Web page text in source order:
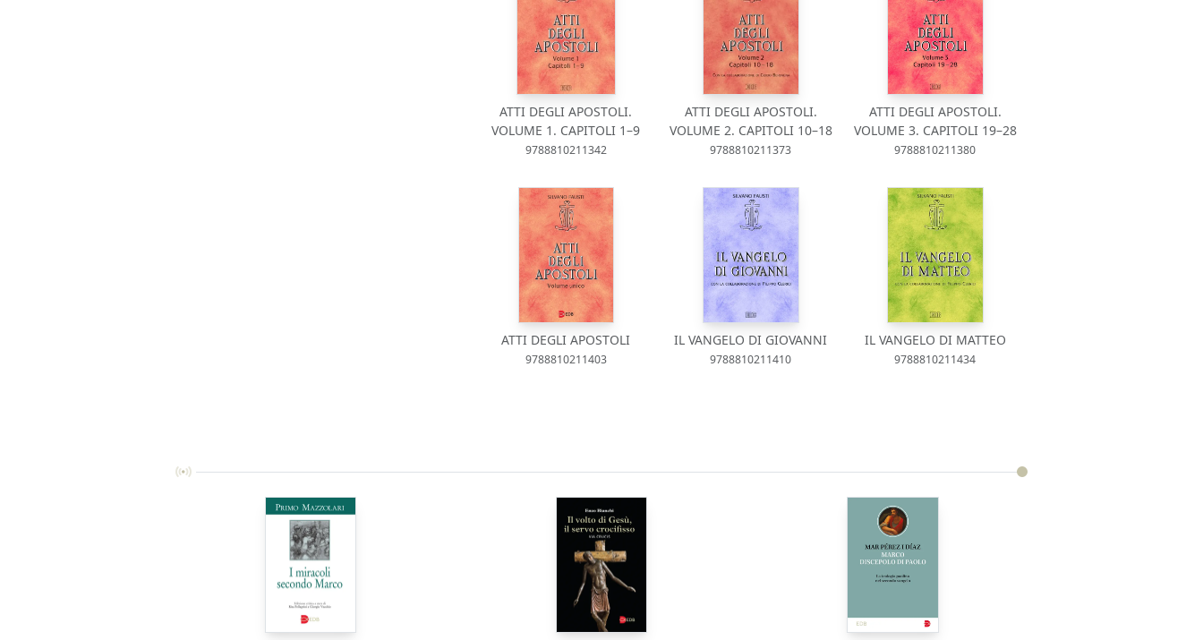
ATTI DEGLI APOSTOLI.
VOLUME 1. CAPITOLI 1–9
9788810211342
ATTI DEGLI APOSTOLI.
VOLUME 2. CAPITOLI 10–18
9788810211373
ATTI DEGLI APOSTOLI.
VOLUME 3. CAPITOLI 19–28
9788810211380
ATTI DEGLI APOSTOLI
9788810211403
IL VANGELO DI GIOVANNI
9788810211410
IL VANGELO DI MATTEO
9788810211434